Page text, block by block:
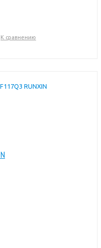
К сравнению